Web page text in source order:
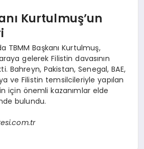
Kurtulmuş’un
TBMM Başkanı Kurtulmuş,
gelerek Filistin davasının
Bahreyn, Pakistan, Senegal, BAE,
ve Filistin temsilcileriyle yapılan
için önemli kazanımlar elde
bulundu.